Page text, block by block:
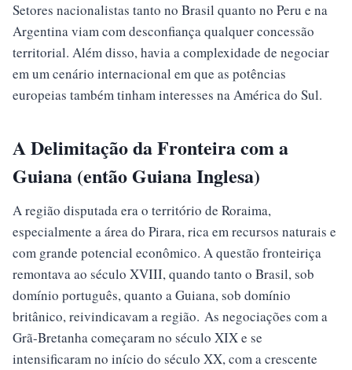
Setores nacionalistas tanto no Brasil quanto no Peru e na
Argentina viam com desconfiança qualquer concessão
territorial. Além disso, havia a complexidade de negociar
em um cenário internacional em que as potências
europeias também tinham interesses na América do Sul.
A Delimitação da Fronteira com a
Guiana (então Guiana Inglesa)
A região disputada era o território de Roraima,
especialmente a área do Pirara, rica em recursos naturais e
com grande potencial econômico. A questão fronteiriça
remontava ao século XVIII, quando tanto o Brasil, sob
domínio português, quanto a Guiana, sob domínio
britânico, reivindicavam a região. As negociações com a
Grã-Bretanha começaram no século XIX e se
intensificaram no início do século XX, com a crescente